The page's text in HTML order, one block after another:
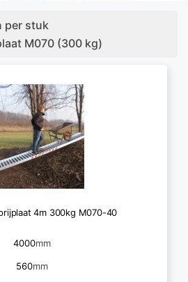
per stuk
M070 (300 kg)
4m 300kg M070-40
4000mm
560mm